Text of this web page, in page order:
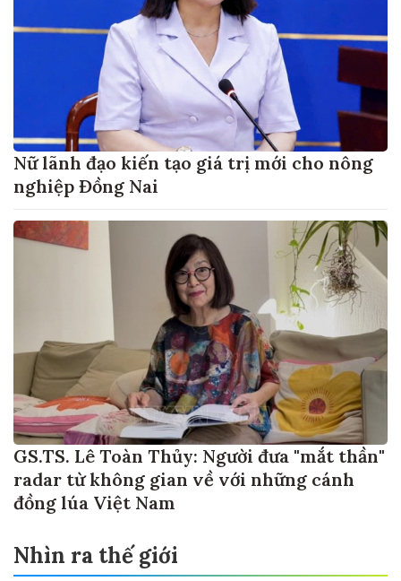
Nữ lãnh đạo kiến tạo giá trị mới cho nông
nghiệp Đồng Nai
GS.TS. Lê Toàn Thủy: Người đưa "mắt thần"
radar từ không gian về với những cánh
đồng lúa Việt Nam
Nhìn ra thế giới